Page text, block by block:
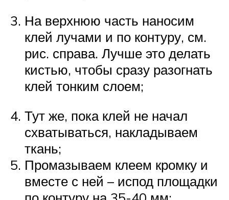
На верхнюю часть наносим
клей лучами и по контуру, см.
рис. справа. Лучше это делать
кистью, чтобы сразу разогнать
клей тонким слоем;
Тут же, пока клей не начал
схватываться, накладываем
ткань;
Промазываем клеем кромку и
вместе с ней – испод площадки